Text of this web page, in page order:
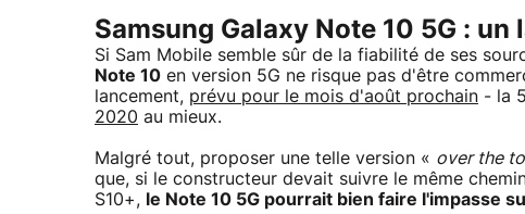
Samsung Galaxy Note 10 5G :
Si Sam Mobile semble sûr de la fiabilité de ses
Note 10 en version 5G ne risque pas d'être
lancement, prévu pour le mois d'août prochain - la
2020 au mieux.
Malgré tout, proposer une telle version « over the
que, si le constructeur devait suivre le même
S10+, le Note 10 5G pourrait bien faire l'impasse